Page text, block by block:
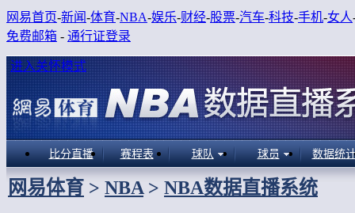
网易首页-新闻-体育-NBA-娱乐-财经-股票-汽车-科技-手机-女人
免费邮箱 - 通行证登录
进入关怀模式
比分直播 赛程表 球队 球员 数据统
网易体育 > NBA > NBA数据直播系统